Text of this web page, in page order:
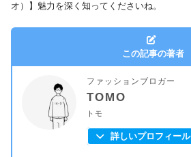
オ）】魅力を深く知ってくださいね。
この記事の著者
ファッションブロガー
TOMO
トモ
詳しいプロフィール